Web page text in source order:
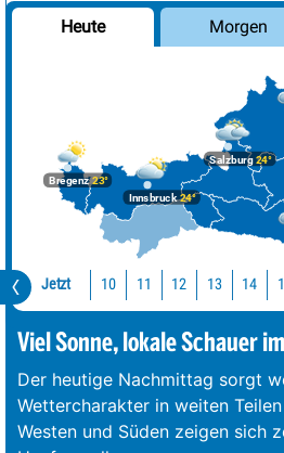
Heute Morgen
Bregenz23°
Innsbruck24°
Salzburg24°
Jetzt 10 11 12 13 14
Viel Sonne, lokale Schauer
Der heutige Nachmittag sorgt
Wettercharakter in weiten
Westen und Süden zeigen sich